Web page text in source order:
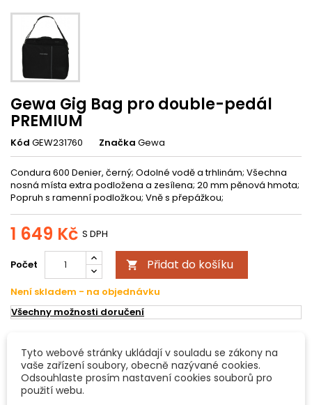
Gewa Gig Bag pro double-pedál
PREMIUM
Kód GEW231760 Značka Gewa
Condura 600 Denier, černý; Odolné vodě a trhlinám; Všechna
nosná místa extra podložena a zesílena; 20 mm pěnová hmota;
Popruh s ramenní podložkou; Vně s přepážkou;
1 649 Kč S DPH
Počet  Přidat do košíku
Není skladem - na objednávku
Všechny možnosti doručení
POPIS DETAILY PRODUKTU
Gig Bag pro double-pedál PREMIUM
Tyto webové stránky ukládají v souladu se zákony na
vaše zařízení soubory, obecně nazývané cookies.
Odsouhlaste prosím nastavení cookies souborů pro
použití webu.